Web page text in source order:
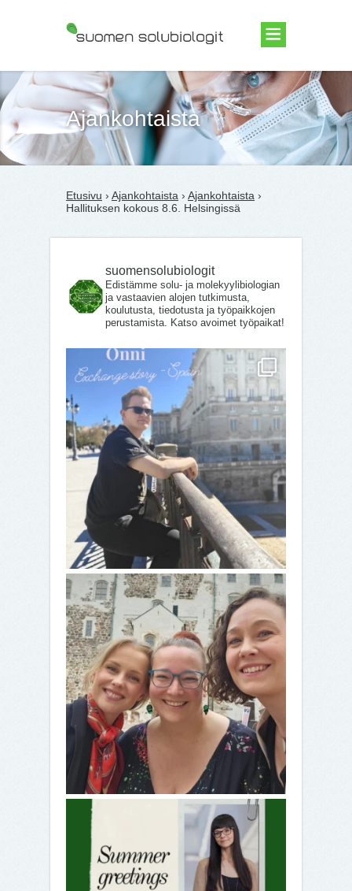
Suomen Solubiologit ry
Ajankohtaista
Etusivu › Ajankohtaista › Ajankohtaista ›
Hallituksen kokous 8.6. Helsingissä
suomensolubiologit
Edistämme solu- ja molekyylibiologian
ja vastaavien alojen tutkimusta,
koulutusta, tiedotusta ja työpaikkojen
perustamista. Katso avoimet työpaikat!